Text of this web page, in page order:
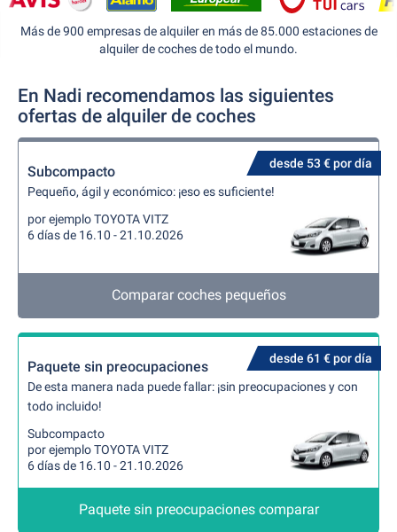
Más de 900 empresas de alquiler en más de 85.000 estaciones de
alquiler de coches de todo el mundo.
En Nadi recomendamos las siguientes
ofertas de alquiler de coches
desde 53 € por día
Subcompacto
Pequeño, ágil y económico: ¡eso es suficiente!
por ejemplo TOYOTA VITZ
6 días de 16.10 - 21.10.2026
Comparar coches pequeños
desde 61 € por día
Paquete sin preocupaciones
De esta manera nada puede fallar: ¡sin preocupaciones y con
todo incluido!
Subcompacto
por ejemplo TOYOTA VITZ
6 días de 16.10 - 21.10.2026
Paquete sin preocupaciones comparar